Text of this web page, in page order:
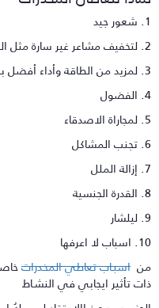
اعرفها
اسبـاب تعاطي المخدراتخاصة
تأثير ايجابي في النشـاط